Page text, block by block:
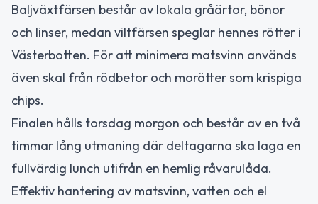
Baljväxtfärsen består av lokala gråärtor, bönor
och linser, medan viltfärsen speglar hennes rötter i
Västerbotten. För att minimera matsvinn används
även skal från rödbetor och morötter som krispiga
chips.
Finalen hålls torsdag morgon och består av en två
timmar lång utmaning där deltagarna ska laga en
fullvärdig lunch utifrån en hemlig råvarulåda.
Effektiv hantering av matsvinn, vatten och el